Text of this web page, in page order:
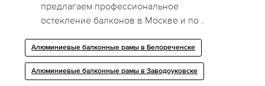
предлагаем профессиональное
остекление балконов в Москве и по .
Алюминиевые балконные рамы в Белореченске
Алюминиевые балконные рамы в Заводоуковске